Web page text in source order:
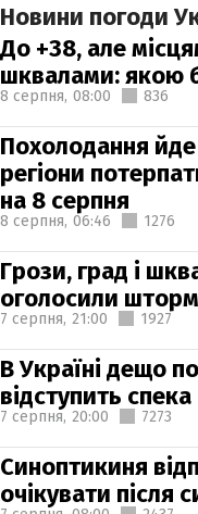
Новини погоди
До +38, але
шквалами: якою
8 серпня, 08:00 836
Похолодання йде
регіони
на 8 серпня
8 серпня, 06:46 1276
Грози, град і
оголосили
7 серпня, 21:00 1927
В Україні дещо
відступить спека
7 серпня, 20:00 7273
Синоптикиня
очікувати після